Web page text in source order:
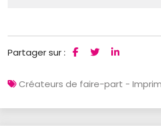
Partager sur :
Créateurs de faire-part -